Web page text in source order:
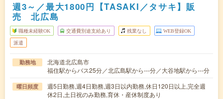
週3～／最大1800円【TASAKI／タサキ】販
売 北広島
職種未経験OK 交通費別途支給あり 残業なし WEB登録OK
派遣
勤務地
北海道北広島市
福住駅からバス25分／北広島駅から---分／大谷地駅から---分
曜日頻度
週5日勤務,週4日勤務,週3日以内勤務,休日120日以上,完全週
休2日,土日祝のみ勤務,育休・産休制度あり